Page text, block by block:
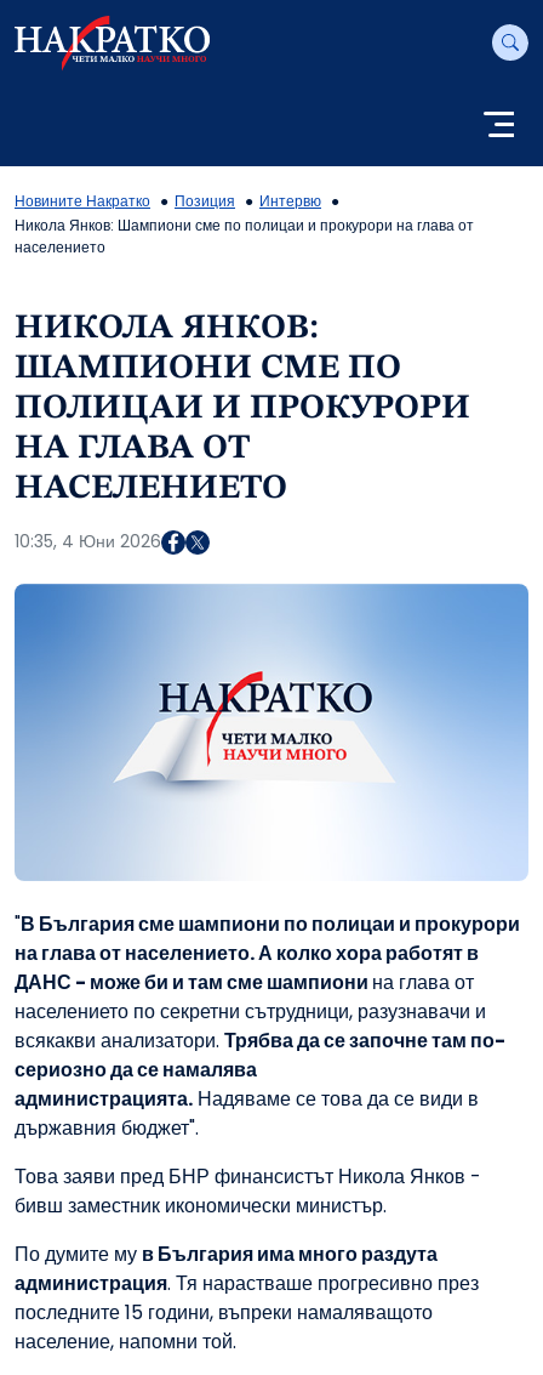
Новините Накратко Позиция
Интервю
Никола Янков: Шампиони сме по полицаи и прокурори на глава от
населението
НИКОЛА ЯНКОВ:
ШАМПИОНИ СМЕ ПО
ПОЛИЦАИ И ПРОКУРОРИ
НА ГЛАВА ОТ
НАСЕЛЕНИЕТО
10:35, 4 Юни 2026
"В България сме шампиони по полицаи и прокурори
на глава от населението. А колко хора работят в
ДАНС - може би и там сме шампиони на глава от
населението по секретни сътрудници, разузнавачи и
всякакви анализатори. Трябва да се започне там по-
сериозно да се намалява
администрацията. Надяваме се това да се види в
държавния бюджет".
Това заяви пред БНР финансистът Никола Янков -
бивш заместник икономически министър.
По думите му в България има много раздута
администрация. Тя нарастваше прогресивно през
последните 15 години, въпреки намаляващото
население, напомни той.